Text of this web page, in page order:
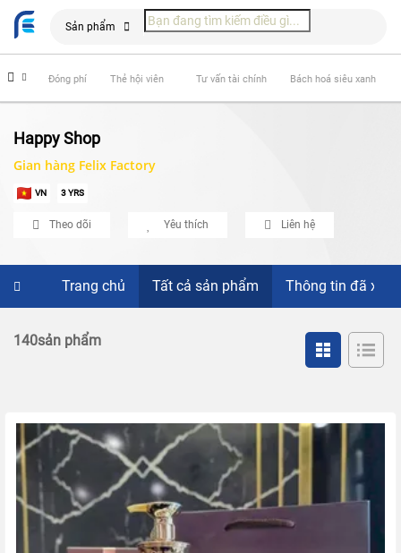
Sản phẩm
Đóng phí Thẻ hội viên Tư vấn tài chính Bách hoá siêu xanh
Happy Shop
Gian hàng Felix Factory
VN 3 YRS
Theo dõi Yêu thích Liên hệ
Trang chủ Tất cả sản phẩm Thông tin đã xác
140sản phẩm